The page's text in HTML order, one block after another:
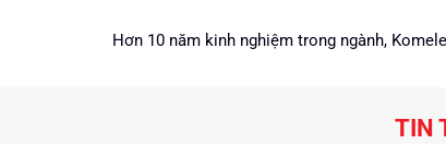
Hơn 10 năm kinh nghiệm trong ngành,
TIN